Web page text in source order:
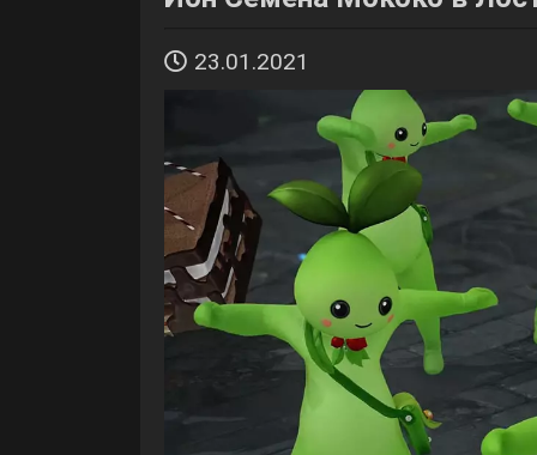
23.01.2021